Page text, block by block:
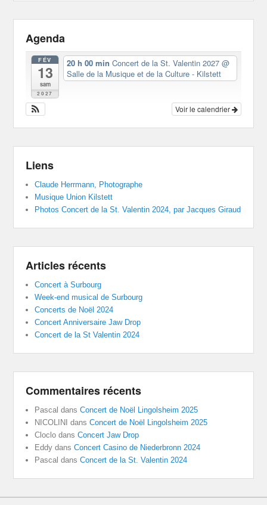
Agenda
FÉV
13
sam
2027
20 h 00 min Concert de la St. Valentin 2027 @
Salle de la Musique et de la Culture - Kilstett
Voir le calendrier
Liens
Claude Herrmann, Photographe
Musique Union Kilstett
Photos Concert de la St. Valentin 2024, par Jacques Giraud
Articles récents
Concert à Surbourg
Week-end musical de Surbourg
Concerts de Noël 2024
Concert Anniversaire Jaw Drop
Concert de la St Valentin 2024
Commentaires récents
Pascal dansConcert de Noël Lingolsheim 2025
NICOLINI
dansConcert de Noël Lingolsheim 2025
Cloclo dansConcert Jaw Drop
Eddy dansConcert Casino de Niederbronn 2024
Pascal dansConcert de la St. Valentin 2024